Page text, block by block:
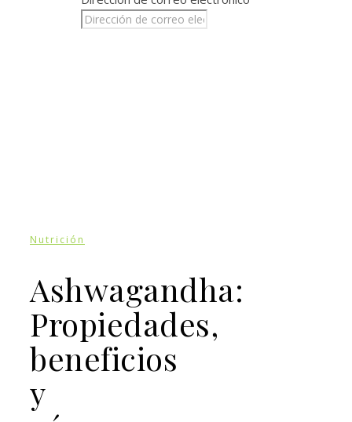
Nutrición
Ashwagandha:
Propiedades,
beneficios
y